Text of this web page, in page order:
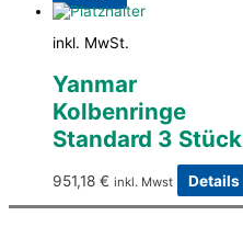
inkl. MwSt.
Yanmar
Kolbenringe
Standard 3 Stück
951,18 € inkl. Mwst Details